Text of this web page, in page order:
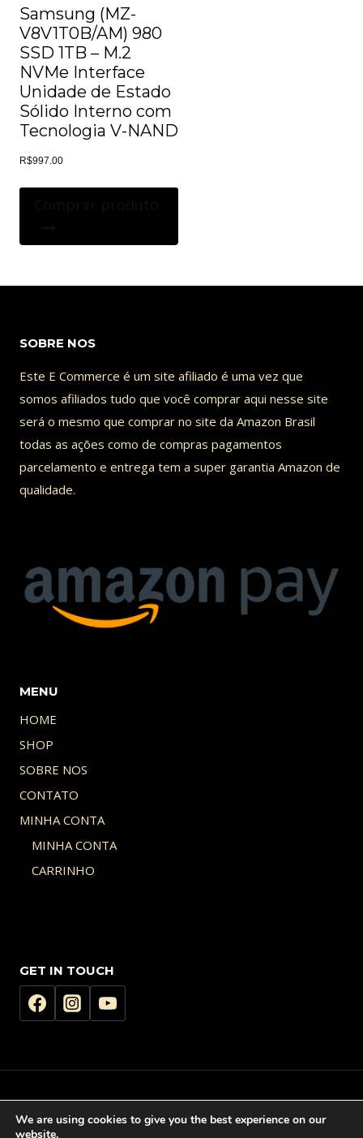
Samsung (MZ-
V8V1T0B/AM) 980
SSD 1TB – M.2
NVMe Interface
Unidade de Estado
Sólido Interno com
Tecnologia V-NAND
R$997.00
SOBRE NOS
Este E Commerce é um site afiliado é uma vez que
somos afiliados tudo que você comprar aqui nesse site
será o mesmo que comprar no site da Amazon Brasil
todas as ações como de compras pagamentos
parcelamento e entrega tem a super garantia Amazon de
qualidade.
MENU
HOME
SHOP
SOBRE NOS
CONTATO
MINHA CONTA
MINHA CONTA
CARRINHO
GET IN TOUCH
© 2026 AQUI COLOCA SEU LOGOTIPO - Tema WordPress por
WP
We are using cookies to give you the best experience on our
website.